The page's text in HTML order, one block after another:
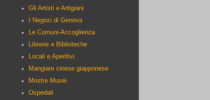
Gli Artisti e Artigiani
I Negozi di Genova
Le Comuni-Accoglienza
Librerie e Biblioteche
Locali e Aperitivi
Mangiare cinese giapponese
Mostre Musei
Ospedali